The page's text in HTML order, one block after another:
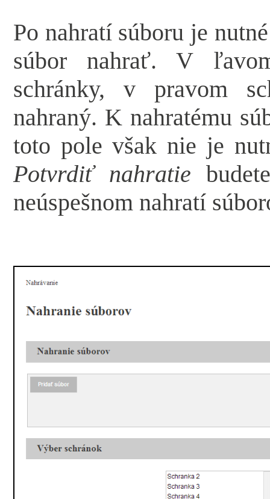
Po nahratí súboru je
súbor nahrať. V
schránky, v pravom
nahraný. K nahratému
toto pole však nie je
Potvrdiť nahratie
neúspešnom nahratí